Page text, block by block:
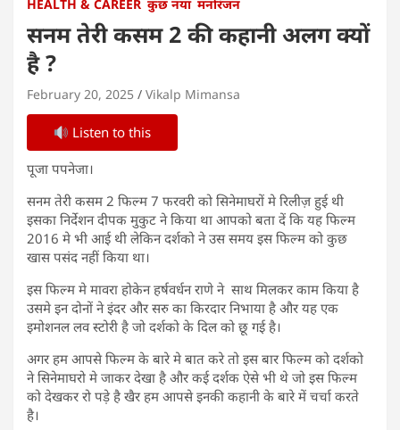
HEALTH & CAREER कुछ नया मनोरंजन
सनम तेरी कसम 2 की कहानी अलग क्यों
है ?
February 20, 2025 Vikalp Mimansa
Listen to this
पूजा पपनेजा।
सनम तेरी कसम 2 फिल्म 7 फरवरी को सिनेमाघरों मे रिलीज़ हुई थी
इसका निर्देशन दीपक मुकुट ने किया था आपको बता दें कि यह फिल्म
2016 मे भी आई थी लेकिन दर्शको ने उस समय इस फिल्म को कुछ
खास पसंद नहीं किया था।
इस फिल्म मे मावरा होकेन हर्षवर्धन राणे ने साथ मिलकर काम किया है
उसमे इन दोनों ने इंदर और सरु का किरदार निभाया है और यह एक
इमोशनल लव स्टोरी है जो दर्शको के दिल को छू गई है।
अगर हम आपसे फिल्म के बारे मे बात करे तो इस बार फिल्म को दर्शको
ने सिनेमाघरो मे जाकर देखा है और कई दर्शक ऐसे भी थे जो इस फिल्म
को देखकर रो पड़े है खैर हम आपसे इनकी कहानी के बारे में चर्चा करते
है।